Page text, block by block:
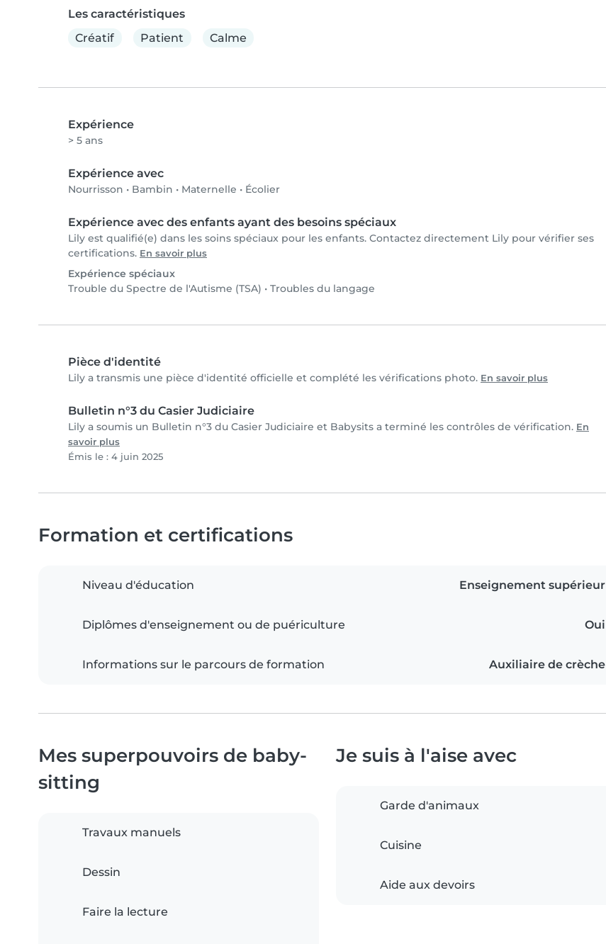
Les caractéristiques
Créatif
Patient Calme
Expérience
> 5 ans
Expérience avec
Nourrisson • Bambin • Maternelle • Écolier
Expérience avec des enfants ayant des besoins spéciaux
Lily est qualifié(e) dans les soins spéciaux pour les enfants. Contactez directement Lily pour vérifier ses
certifications. En savoir plus
Expérience spéciaux
Trouble du Spectre de l'Autisme (TSA) • Troubles du langage
Pièce d'identité
Lily a transmis une pièce d'identité officielle et complété les vérifications photo. En savoir plus
Bulletin n°3 du Casier Judiciaire
Lily a soumis un Bulletin n°3 du Casier Judiciaire et Babysits a terminé les contrôles de vérification. En
savoir plus
Émis le : 4 juin 2025
Formation et certifications
Niveau d'éducation Enseignement supérieur
Diplômes d'enseignement ou de puériculture Oui
Informations sur le parcours de formation Auxiliaire de crèche
Mes superpouvoirs de baby-
sitting
Travaux manuels
Dessin
Faire la lecture
Je suis à l'aise avec
Garde d'animaux
Cuisine
Aide aux devoirs